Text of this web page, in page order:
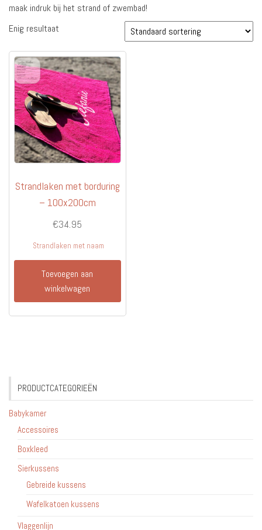
maak indruk bij het strand of zwembad!
Enig resultaat
Strandlaken met borduring
– 100x200cm
€34.95
Strandlaken met naam
Toevoegen aan
winkelwagen
PRODUCTCATEGORIEËN
Babykamer
Accessoires
Boxkleed
Sierkussens
Gebreide kussens
Wafelkatoen kussens
Vlaggenlijn